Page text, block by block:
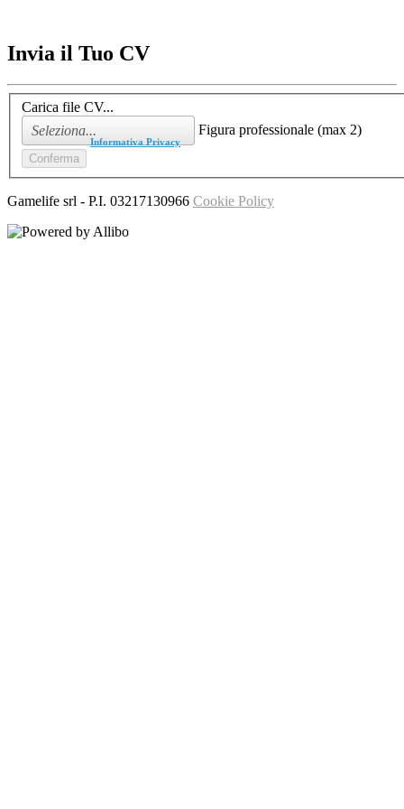
Invia il Tuo CV
Carica file CV...
Figura professionale (max 2)
Informativa Privacy
Gamelife srl - P.I. 03217130966 Cookie Policy